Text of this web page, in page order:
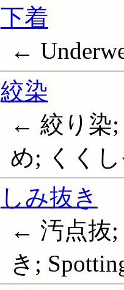
下着
←
絞染
← 絞り染;
め; くく
しみ抜き
← 汚点抜;
き;